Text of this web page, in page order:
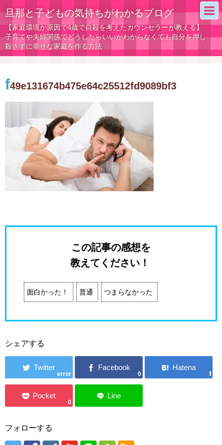
旦那と子どもの気持ちがわかるブログ
【家庭環境が原因で4歳で自殺を考えたカウンセラーが教える】
子育てや夫婦関係でどうしたらいいかわからなくても自分を押し
殺さずに幸せな家庭を作る方法
f49e131674b475e64c25512fd9089bf3
この記事の感想を
教えてください！
面白かった！ 普通 つまらなかった
シェアする
error 0
0
フォローする